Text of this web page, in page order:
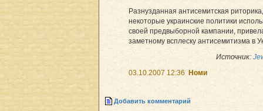
Разнузданная антисемитская
некоторые украинские политики
своей предвыборной кампании,
заметному всплеску антисемитизма в
Источник:
03.10.2007 12:36
Номи
Добавить комментарий